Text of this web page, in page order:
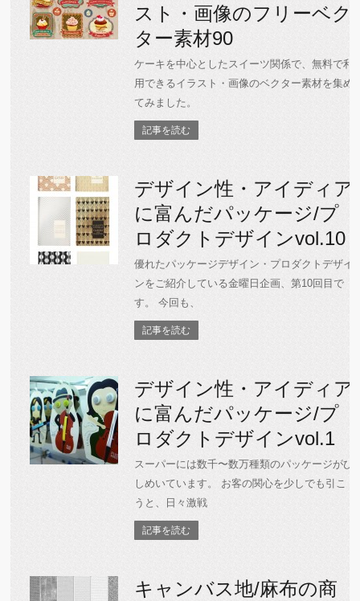
スト・画像のフリーベク
ター素材90
ケーキを中心としたスイーツ関係で、無料で利
用できるイラスト・画像のベクター素材を集め
てみました。
記事を読む
デザイン性・アイディア
に富んだパッケージ/プ
ロダクトデザインvol.10
優れたパッケージデザイン・プロダクトデザイ
ンをご紹介している金曜日企画、第10回目で
す。 今回も、
記事を読む
デザイン性・アイディア
に富んだパッケージ/プ
ロダクトデザインvol.1
スーパーには数千〜数万種類のパッケージがひ
しめいています。 お客の関心を少しでも引こ
うと、日々激戦
記事を読む
キャンバス地/麻布の商